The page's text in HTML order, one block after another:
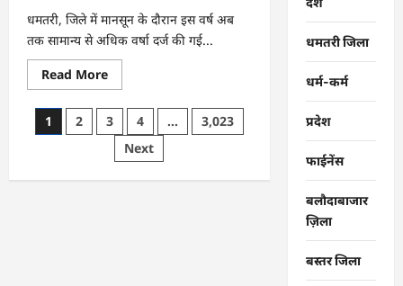
धमतरी, जिले में मानसून के दौरान इस वर्ष अब
तक सामान्य से अधिक वर्षा दर्ज की गई...
Read MoreRead
more
CG
:
जिले
Posts
1 2 3 4 …
3,023
Next
धमतरी जिला
धर्म-कर्म
प्रदेश
फाईनेंस
बलौदाबाजार
ज़िला
बस्तर जिला